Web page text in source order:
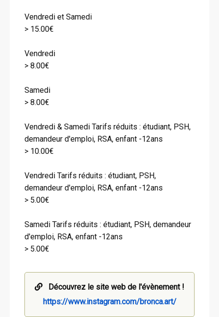
Vendredi et Samedi
> 15.00€
Vendredi
> 8.00€
Samedi
> 8.00€
Vendredi & Samedi Tarifs réduits : étudiant, PSH,
demandeur d'emploi, RSA, enfant -12ans
> 10.00€
Vendredi Tarifs réduits : étudiant, PSH,
demandeur d'emploi, RSA, enfant -12ans
> 5.00€
Samedi Tarifs réduits : étudiant, PSH, demandeur
d'emploi, RSA, enfant -12ans
> 5.00€
Découvrez le site web de l'évènement !
https://www.instagram.com/bronca.art/